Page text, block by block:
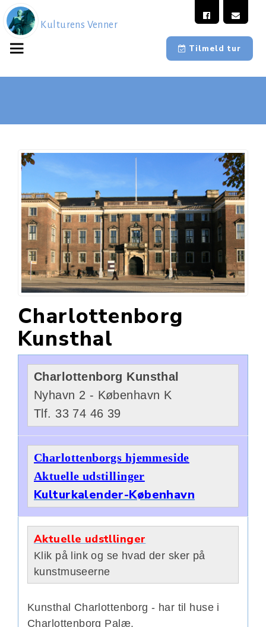
Kulturens Venner
Tilmeld tur
Charlottenborg
Kunsthal
Charlottenborg Kunsthal
Nyhavn 2 - København K
Tlf. 33 74 46 39
Charlottenborgs hjemmeside
Aktuelle udstillinger
Kulturkalender-København
Aktuelle udstllinger
Klik på link og se hvad der sker på
kunstmuseerne
Kunsthal Charlottenborg - har til huse i
Charlottenborg Palæ.